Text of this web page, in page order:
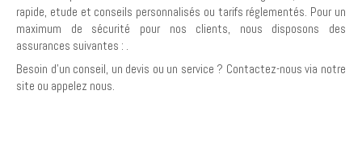
rapide, etude et conseils personnalisés ou tarifs réglementés. Pour un
maximum de sécurité pour nos clients, nous disposons des
assurances suivantes : .
Besoin d'un conseil, un devis ou un service ? Contactez-nous via notre
site ou appelez nous.